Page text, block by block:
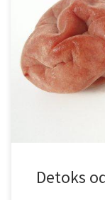
1. Metody
wiele informacji o
nich jest
Niektóre
żurawinowy •
• ocet winny •
Detoks